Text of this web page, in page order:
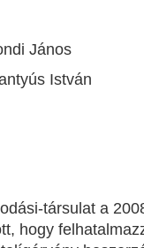
János
István
társulat a
hogy